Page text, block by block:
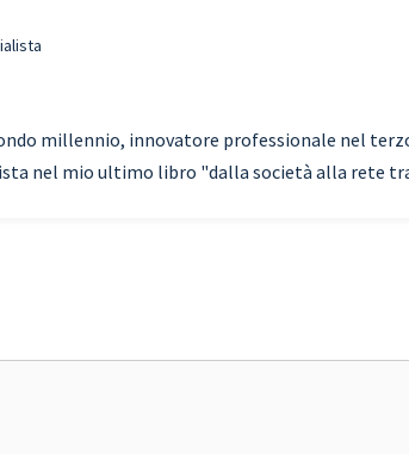
millennio, innovatore professionale nel
nel mio ultimo libro "dalla società alla rete